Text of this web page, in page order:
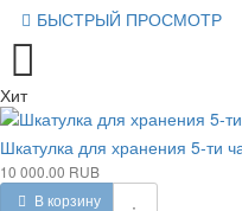
БЫСТРЫЙ ПРОСМОТР
Хит
Шкатулка для хранения 5-ти
10 000.00 RUB
В корзину